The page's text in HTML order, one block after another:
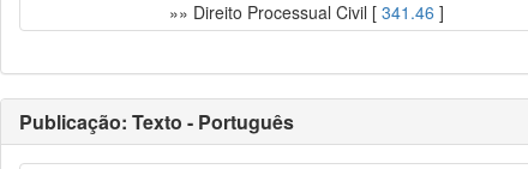
»» Direito Processual Civil [341.46 ]
Publicação: Texto - Português